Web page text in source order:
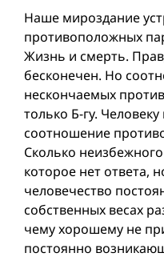
Наше мироздание
противоположных
Жизнь и смерть.
бесконечен. Но
нескончаемых
только Б-гу.
соотношение
Сколько
которое нет ответа,
человечество
собственных весах
чему хорошему не
постоянно